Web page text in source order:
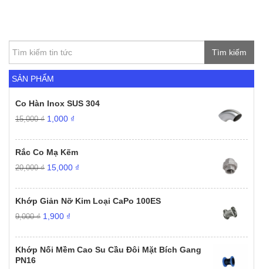
Tìm kiếm
SẢN PHẨM
Co Hàn Inox SUS 304
15,000₫ Giá
là:
15,000 ₫.
1,000 ₫
tại
là:
Rắc Co Mạ Kẽm
20,000₫ Giá
là:
20,000 ₫.
15,000 ₫
tại
là:
Khớp Giản Nỡ Kim Loại CaPo 100ES
9,000₫ Giá
là:
9,000 ₫.
1,900 ₫
tại
là:
Khớp Nối Mềm Cao Su Cầu Đôi Mặt Bích Gang
PN16